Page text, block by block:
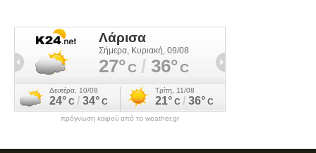
πρόγνωση καιρού από το weather.gr